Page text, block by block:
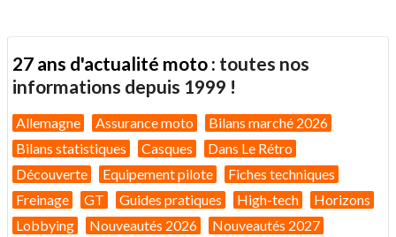
27 ans d'actualité moto : toutes nos
informations depuis 1999 !
Allemagne Assurance moto
Bilans marché 2026
Bilans statistiques
Casques
Dans Le Rétro
Découverte
Equipement pilote
Fiches techniques
Freinage
GT Guides pratiques High-tech
Horizons
Lobbying
Nouveautés 2026 Nouveautés 2027